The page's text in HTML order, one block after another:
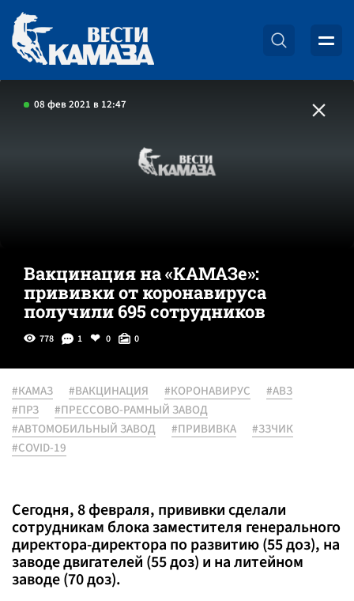
08 фев 2021 в 12:47
Вакцинация на «КАМАЗе»:
прививки от коронавируса
получили 695 сотрудников
778 1 0 0
#КАМАЗ #ВАКЦИНАЦИЯ #КОРОНАВИРУС
#АВЗ
#ПРЗ
#ПРЕССОВО-РАМНЫЙ ЗАВОД
#АВТОМОБИЛЬНЫЙ ЗАВОД
#ПРИВИВКА
#ЗЗЧИК
#COVID-19
Сегодня, 8 февраля, прививки сделали
сотрудникам блока заместителя генерального
директора-директора по развитию (55 доз), на
заводе двигателей (55 доз) и на литейном
заводе (70 доз).